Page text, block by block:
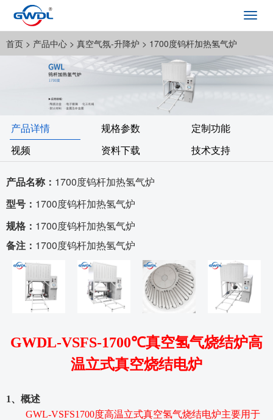
首页 > 产品中心 > 真空气氛-升降炉 > 1700度钨杆加热氢气炉
产品详情 规格参数
定制功能
视频
资料下载 技术支持
产品名称： 1700度钨杆加热氢气炉
型号： 1700度钨杆加热氢气炉
规格： 1700度钨杆加热氢气炉
备注： 1700度钨杆加热氢气炉
GWDL-VSFS-1700℃真空氢气烧结炉高
温立式真空烧结电炉
1、概述
GWL-VSFS1700度高温立式真空氢气烧结电炉主要用于